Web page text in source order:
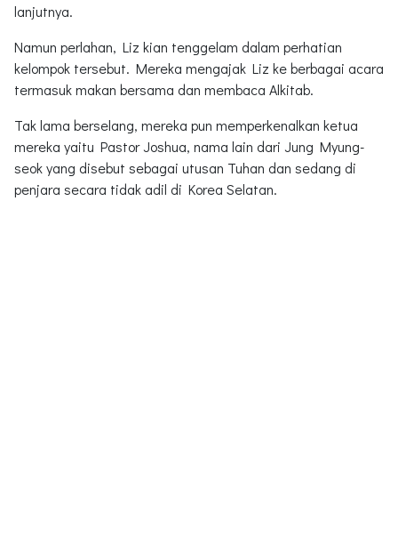
lanjutnya.
Namun perlahan, Liz kian tenggelam dalam perhatian
kelompok tersebut. Mereka mengajak Liz ke berbagai acara
termasuk makan bersama dan membaca Alkitab.
Tak lama berselang, mereka pun memperkenalkan ketua
mereka yaitu Pastor Joshua, nama lain dari Jung Myung-
seok yang disebut sebagai utusan Tuhan dan sedang di
penjara secara tidak adil di Korea Selatan.